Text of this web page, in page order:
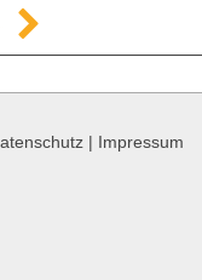
| Impressum